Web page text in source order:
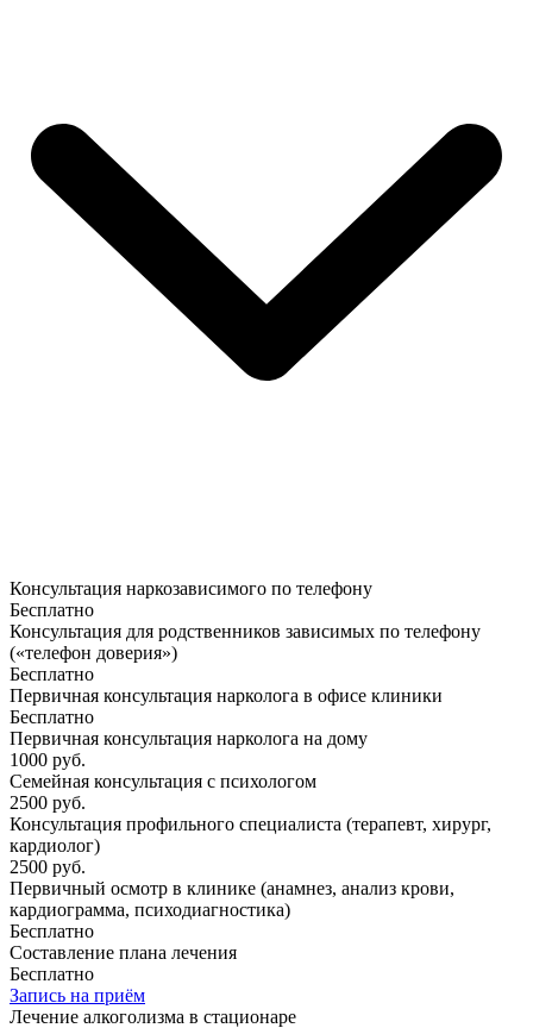
Консультация наркозависимого по телефону
Бесплатно
Консультация для родственников зависимых по телефону
(«телефон доверия»)
Бесплатно
Первичная консультация нарколога в офисе клиники
Бесплатно
Первичная консультация нарколога на дому
1000 руб.
Семейная консультация с психологом
2500 руб.
Консультация профильного специалиста (терапевт, хирург,
кардиолог)
2500 руб.
Первичный осмотр в клинике (анамнез, анализ крови,
кардиограмма, психодиагностика)
Бесплатно
Составление плана лечения
Бесплатно
Запись на приём
Лечение алкоголизма в стационаре